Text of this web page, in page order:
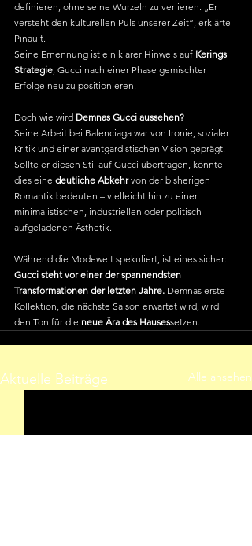
definieren, ohne seine Wurzeln zu verlieren. „Er
versteht den kulturellen Puls unserer Zeit“, erklärte
Pinault.
Seine Ernennung ist ein klarer Hinweis auf Kerings
Strategie, Gucci nach einer Phase gemischter
Erfolge neu zu positionieren.
Doch wie wird Demnas Gucci aussehen?
Seine Arbeit bei Balenciaga war von Ironie, sozialer
Kritik und einer avantgardistischen Vision geprägt.
Sollte er diesen Stil auf Gucci übertragen, könnte
dies eine deutliche Abkehr von der bisherigen
Romantik bedeuten – vielleicht hin zu einer
minimalistischen, industriellen oder politisch
aufgeladenen Ästhetik.
Während die Modewelt spekuliert, ist eines sicher:
Gucci steht vor einer der spannendsten
Transformationen der letzten Jahre. Demnas erste
Kollektion, die nächste Saison erwartet wird, wird
den Ton für die neue Ära des Hausessetzen.
Aktuelle Beiträge Alle ansehen